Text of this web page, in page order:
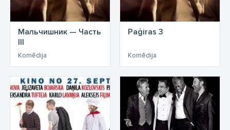
Мальчишник — Часть
III
Komēdija
Paģiras 3
Komēdija